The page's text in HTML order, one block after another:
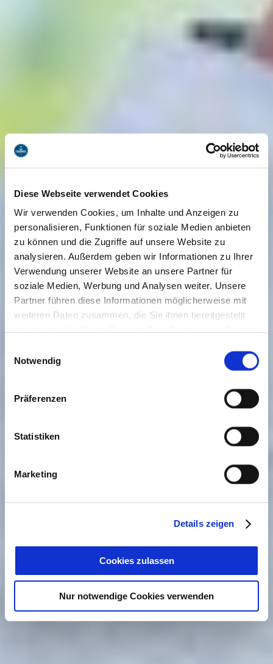
Diese Webseite verwendet Cookies
Wir verwenden Cookies, um Inhalte und Anzeigen zu
personalisieren, Funktionen für soziale Medien anbieten
zu können und die Zugriffe auf unsere Website zu
analysieren. Außerdem geben wir Informationen zu Ihrer
Verwendung unserer Website an unsere Partner für
soziale Medien, Werbung und Analysen weiter. Unsere
Partner führen diese Informationen möglicherweise mit
weiteren Daten zusammen, die Sie ihnen bereitgestellt
Cookies, wenn Sie unsere Webseite weiterhin nutzen.
Notwendig
Präferenzen
Statistiken
Marketing
Details zeigen
Cookies zulassen
Nur notwendige Cookies verwenden